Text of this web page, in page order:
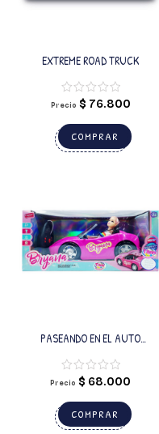
EXTREME ROAD TRUCK
Precio $ 76.800
COMPRAR
PASEANDO EN EL AUTO
CONVERTIBLE BRYANA
Precio $ 68.000
COMPRAR